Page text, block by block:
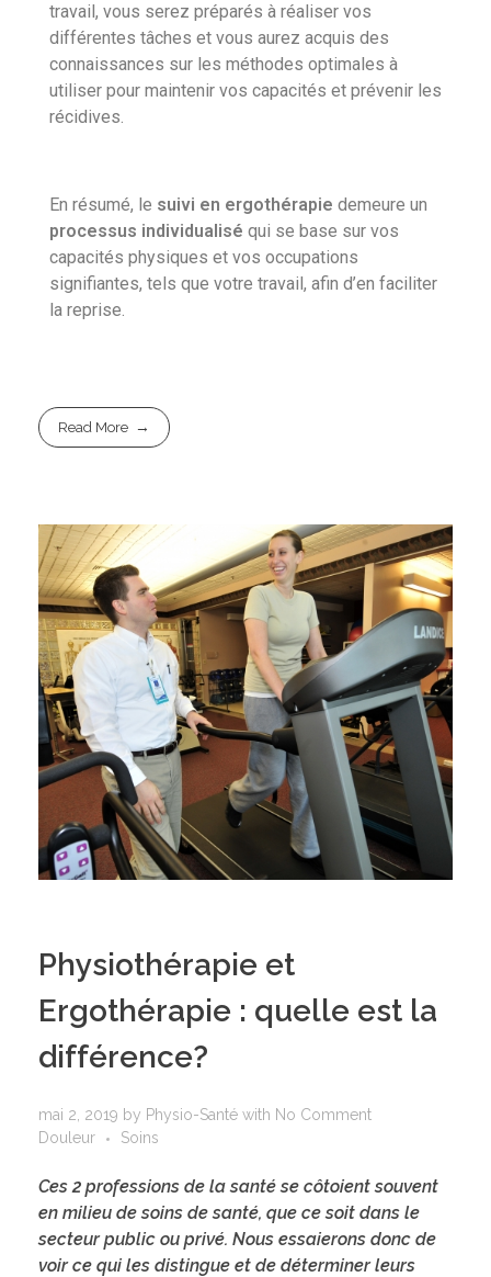
travail, vous serez préparés à réaliser vos
différentes tâches et vous aurez acquis des
connaissances sur les méthodes optimales à
utiliser pour maintenir vos capacités et prévenir les
récidives.
En résumé, le suivi en ergothérapie demeure un
processus individualisé qui se base sur vos
capacités physiques et vos occupations
signifiantes, tels que votre travail, afin d’en faciliter
la reprise.
Read More
Physiothérapie et
Ergothérapie : quelle est la
différence?
mai 2, 2019 by Physio-Santé with No Comment
Douleur
Soins
Ces 2 professions de la santé se côtoient souvent
en milieu de soins de santé, que ce soit dans le
secteur public ou privé. Nous essaierons donc de
voir ce qui les distingue et de déterminer leurs